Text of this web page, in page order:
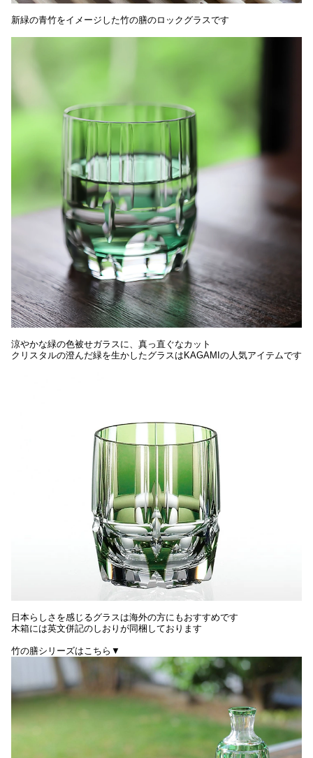
新緑の青竹をイメージした竹の膳のロックグラスです
涼やかな緑の色被せガラスに、真っ直ぐなカット
クリスタルの澄んだ緑を生かしたグラスはKAGAMIの人気アイテムです
日本らしさを感じるグラスは海外の方にもおすすめです
木箱には英文併記のしおりが同梱しております
竹の膳シリーズはこちら▼